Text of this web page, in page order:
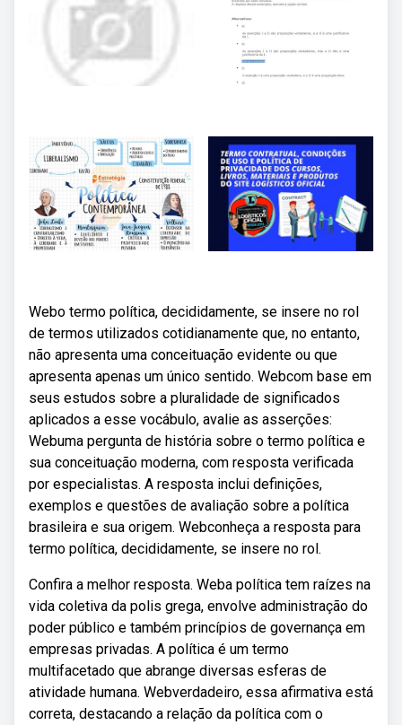
Webo termo política, decididamente, se insere no rol
de termos utilizados cotidianamente que, no entanto,
não apresenta uma conceituação evidente ou que
apresenta apenas um único sentido. Webcom base em
seus estudos sobre a pluralidade de significados
aplicados a esse vocábulo, avalie as asserções:
Webuma pergunta de história sobre o termo política e
sua conceituação moderna, com resposta verificada
por especialistas. A resposta inclui definições,
exemplos e questões de avaliação sobre a política
brasileira e sua origem. Webconheça a resposta para
termo política, decididamente, se insere no rol.
Confira a melhor resposta. Weba política tem raízes na
vida coletiva da polis grega, envolve administração do
poder público e também princípios de governança em
empresas privadas. A política é um termo
multifacetado que abrange diversas esferas de
atividade humana. Webverdadeiro, essa afirmativa está
correta, destacando a relação da política com o